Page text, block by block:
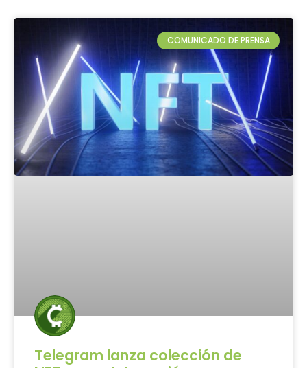
COMUNICADO DE PRENSA
Telegram lanza colección de